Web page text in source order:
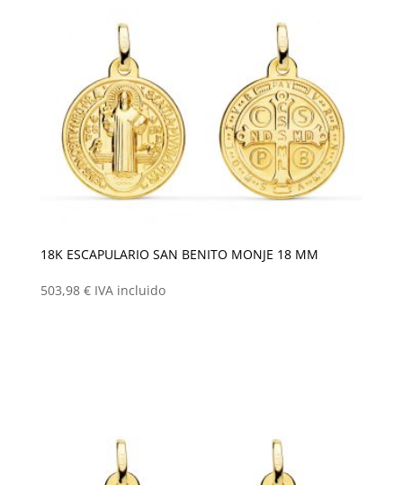
18K ESCAPULARIO SAN BENITO MONJE 18 MM
503,98 € IVA incluido